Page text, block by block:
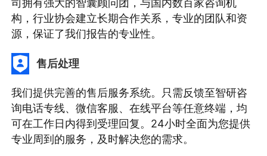
构，行业协会建立长期合作关系，专业的团队和资
源，保证了我们报告的专业性。
售后处理
我们提供完善的售后服务系统。只需反馈至智研咨
询电话专线、微信客服、在线平台等任意终端，均
可在工作日内得到受理回复。24小时全面为您提供
专业周到的服务，及时解决您的需求。